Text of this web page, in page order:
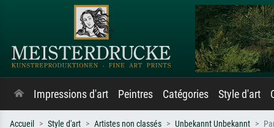
Impressions d'art Peintres Catégories Style d'art
Accueil Style d'art Artistes non classés Unbekannt Unbekannt